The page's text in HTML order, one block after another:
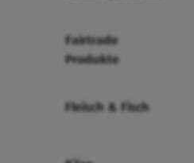
Fairtrade
Produkte
Fleisch & Fisch